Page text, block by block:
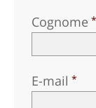
Cognome
E-mail